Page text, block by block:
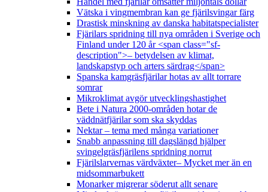
Vätska i vingmembran kan ge fjärilsvingar färg
Drastisk minskning av danska habitatspecialister
Fjärilars spridning till nya områden i Sverige och
Finland under 120 år <span class="sf-
description">– betydelsen av klimat,
landskapstyp och arters särdrag</span>
Spanska kamgräsfjärilar hotas av allt torrare
somrar
Mikroklimat avgör utvecklingshastighet
Bete i Natura 2000-områden hotar de
väddnätfjärilar som ska skyddas
Nektar – tema med många variationer
Snabb anpassning till dagslängd hjälper
svingelgräsfjärilens spridning norrut
Fjärilslarvernas värdväxter– Mycket mer än en
midsommarbukett
Monarker migrerar söderut allt senare